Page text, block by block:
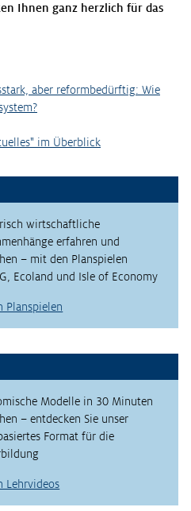
Ihnen ganz herzlich für das
aber reformbedürftig: Wie
im Überblick
wirtschaftliche
erfahren und
– mit den Planspielen
Ecoland und Isle of Economy
Planspielen
Modelle in 30 Minuten
– entdecken Sie unser
Format für die
Lehrvideos